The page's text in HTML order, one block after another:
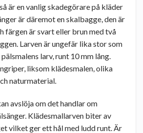
är en vanlig skadegörare på kläder
är däremot en skalbagge, den är
färgen är svart eller brun med två
Larven är ungefär lika stor som
larv, runt 10 mm lång.
liksom klädesmalen, olika
naturmaterial.
avslöja om det handlar om
Klädesmallarven biter av
vilket ger ett hål med ludd runt. Är